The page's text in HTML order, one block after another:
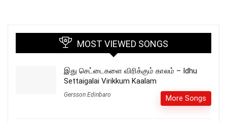
MOST VIEWED SONGS
இது செட்டைகளை விரிக்கும் காலம் – Idhu
Settaigalai Virikkum Kaalam
Gersson Edinbaro More Songs